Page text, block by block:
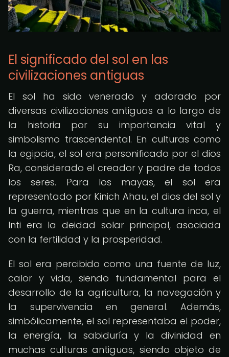
El significado del sol en las
civilizaciones antiguas
El sol ha sido venerado y adorado por
diversas civilizaciones antiguas a lo largo de
la historia por su importancia vital y
simbolismo trascendental. En culturas como
la egipcia, el sol era personificado por el dios
Ra, considerado el creador y padre de todos
los seres. Para los mayas, el sol era
representado por Kinich Ahau, el dios del sol y
la guerra, mientras que en la cultura inca, el
Inti era la deidad solar principal, asociada
con la fertilidad y la prosperidad.
El sol era percibido como una fuente de luz,
calor y vida, siendo fundamental para el
desarrollo de la agricultura, la navegación y
la supervivencia en general. Además,
simbólicamente, el sol representaba el poder,
la energía, la sabiduría y la divinidad en
muchas culturas antiguas, siendo objeto de